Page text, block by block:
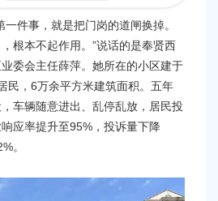
件事，就是把门岗的道闸换掉。
根本不起作用。”说话的是奉贤西
委会主任薛萍。她所在的小区建于
民，6万余平方米建筑面积。五年
车辆随意进出、乱停乱放，居民投
应率提升至95%，投诉量下降
。